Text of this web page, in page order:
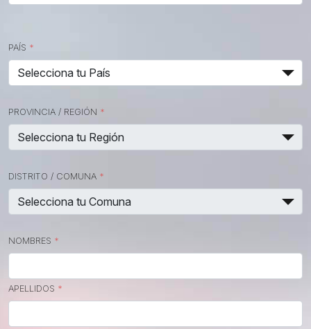
PAÍS *
PROVINCIA / REGIÓN *
DISTRITO / COMUNA *
NOMBRES *
APELLIDOS *